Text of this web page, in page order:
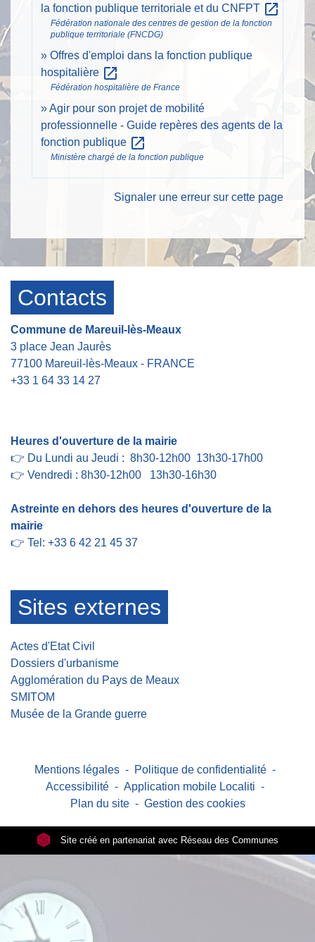
la fonction publique territoriale et du CNFPT open_in_new
Fédération nationale des centres de gestion de la fonction
publique territoriale (FNCDG)
Offres d'emploi dans la fonction publique
hospitalière open_in_new
Fédération hospitalière de France
Agir pour son projet de mobilité
professionnelle - Guide repères des agents de la
fonction publique open_in_new
Ministère chargé de la fonction publique
Signaler une erreur sur cette page
Contacts
Commune de Mareuil-lès-Meaux
3 place Jean Jaurès
77100 Mareuil-lès-Meaux - FRANCE
+33 1 64 33 14 27
Heures d'ouverture de la mairie
👉 Du Lundi au Jeudi : 8h30-12h00 13h30-17h00
👉 Vendredi : 8h30-12h00 13h30-16h30
Astreinte en dehors des heures d'ouverture de la
mairie
👉 Tel: +33 6 42 21 45 37
Sites externes
Actes d'Etat Civil
Dossiers d'urbanisme
Agglomération du Pays de Meaux
SMITOM
Musée de la Grande guerre
Mentions légales - Politique de confidentialité -
Accessibilité - Application mobile Localiti -
Plan du site - Gestion des cookies
Site créé en partenariat avec Réseau des Communes